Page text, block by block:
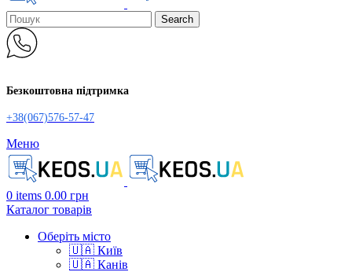
Search
Безкоштовна підтримка
+38(067)576-57-47
Меню
0 items 0.00 грн
Каталог товарів
Оберіть місто
🇺🇦 Київ
🇺🇦 Канів